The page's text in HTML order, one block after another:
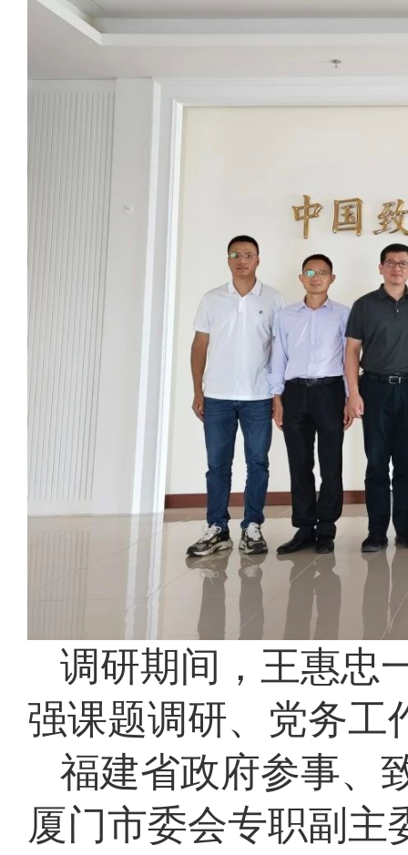
调研期间，王惠忠
强课题调研、党务工
福建省政府参事、
厦门市委会专职副主